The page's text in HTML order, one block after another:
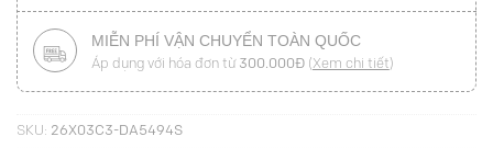
MIỄN PHÍ VẬN CHUYỂN TOÀN QUỐC
Áp dụng với hóa đơn từ 300.000Đ(Xem chi tiết)
SKU: 26X03C3-DA5494S